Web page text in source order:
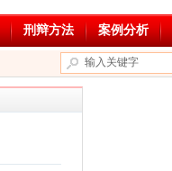
刑辩方法 案例分析